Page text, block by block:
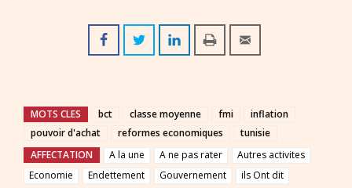
MOTS CLES bct classe moyenne fmi
inflation
pouvoir d'achat
reformes economiques
tunisie
AFFECTATION
A la une A ne pas rater
Autres activites
Economie
Endettement Gouvernement
ils Ont dit